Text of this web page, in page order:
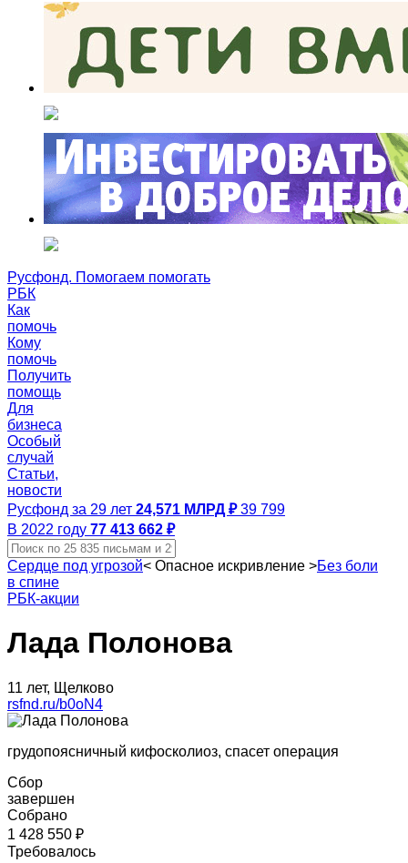
Русфонд. Помогаем помогать
РБК
Как
помочь
Кому
помочь
Получить
помощь
Для
бизнеса
Особый
случай
Статьи,
новости
Русфонд за 29 лет 24,571 МЛРД ₽ 39 799
В 2022 году 77 413 662 ₽
Сердце под угрозой< Опасное искривление >Без боли
в спине
РБК-акции
Лада Полонова
11 лет, Щелково
rsfnd.ru/b0oN4
грудопоясничный кифосколиоз, спасет операция
Сбор
завершен
Собрано
1 428 550 ₽
Требовалось